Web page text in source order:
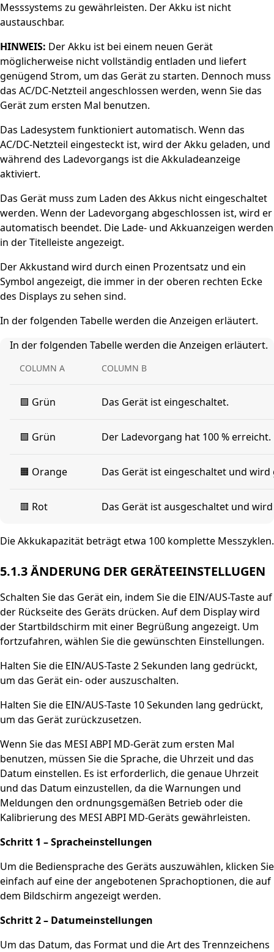
Messsystems zu gewährleisten. Der Akku ist nicht
austauschbar.
HINWEIS: Der Akku ist bei einem neuen Gerät
möglicherweise nicht vollständig entladen und liefert
genügend Strom, um das Gerät zu starten. Dennoch muss
das AC/DC-Netzteil angeschlossen werden, wenn Sie das
Gerät zum ersten Mal benutzen.
Das Ladesystem funktioniert automatisch. Wenn das
AC/DC-Netzteil eingesteckt ist, wird der Akku geladen, und
während des Ladevorgangs ist die Akkuladeanzeige
aktiviert.
Das Gerät muss zum Laden des Akkus nicht eingeschaltet
werden. Wenn der Ladevorgang abgeschlossen ist, wird er
automatisch beendet. Die Lade- und Akkuanzeigen werden
in der Titelleiste angezeigt.
Der Akkustand wird durch einen Prozentsatz und ein
Symbol angezeigt, die immer in der oberen rechten Ecke
des Displays zu sehen sind.
In der folgenden Tabelle werden die Anzeigen erläutert.
In der folgenden Tabelle werden die Anzeigen erläutert.
COLUMN A COLUMN B
🟩 Grün Das Gerät ist eingeschaltet.
🟩 Grün Der Ladevorgang hat 100 % erreicht.
🟧 Orange Das Gerät ist eingeschaltet und wird
🟥 Rot Das Gerät ist ausgeschaltet und
Die Akkukapazität beträgt etwa 100 komplette Messzyklen.
5.1.3 ÄNDERUNG DER GERÄTEEINSTELLUGEN
Schalten Sie das Gerät ein, indem Sie die EIN/AUS-Taste auf
der Rückseite des Geräts drücken. Auf dem Display wird
der Startbildschirm mit einer Begrüßung angezeigt. Um
fortzufahren, wählen Sie die gewünschten Einstellungen.
Halten Sie die EIN/AUS-Taste 2 Sekunden lang gedrückt,
um das Gerät ein- oder auszuschalten.
Halten Sie die EIN/AUS-Taste 10 Sekunden lang gedrückt,
um das Gerät zurückzusetzen.
Wenn Sie das MESI ABPI MD-Gerät zum ersten Mal
benutzen, müssen Sie die Sprache, die Uhrzeit und das
Datum einstellen. Es ist erforderlich, die genaue Uhrzeit
und das Datum einzustellen, da die Warnungen und
Meldungen den ordnungsgemäßen Betrieb oder die
Kalibrierung des MESI ABPI MD-Geräts gewährleisten.
Schritt 1 – Spracheinstellungen
Um die Bediensprache des Geräts auszuwählen, klicken Sie
einfach auf eine der angebotenen Sprachoptionen, die auf
dem Bildschirm angezeigt werden.
Schritt 2 – Datumeinstellungen
Um das Datum, das Format und die Art des Trennzeichens